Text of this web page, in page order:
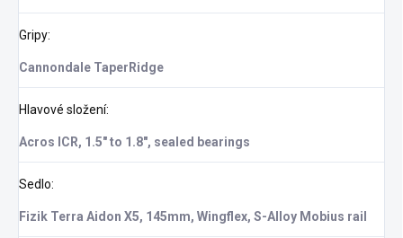
Gripy:
Cannondale TaperRidge
Hlavové složení:
Acros ICR, 1.5" to 1.8", sealed bearings
Sedlo:
Fizik Terra Aidon X5, 145mm, Wingflex, S-Alloy Mobius rail